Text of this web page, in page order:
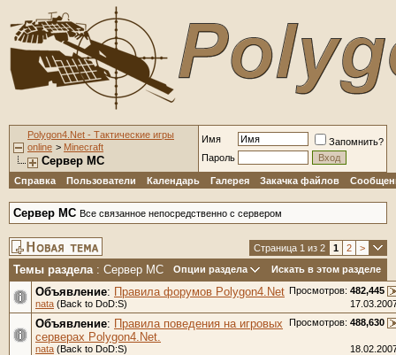
Polygon4.Net - Тактические игры
online > Minecraft
Сервер MC
Имя
Запомнить?
Пароль
Справка Пользователи Календарь Галерея Закачка файлов
Сервер MC Все связанное непосредственно с сервером
Страница 1 из 2 1 2 >
Темы раздела: Сервер MC Опции раздела
Искать в этом разделе
Просмотров: 482,445
Объявление: Правила форумов Polygon4.Net
nata (Back to DoD:S)
Просмотров: 488,630
Объявление: Правила поведения на игровых
серверах Polygon4.Net.
nata (Back to DoD:S)